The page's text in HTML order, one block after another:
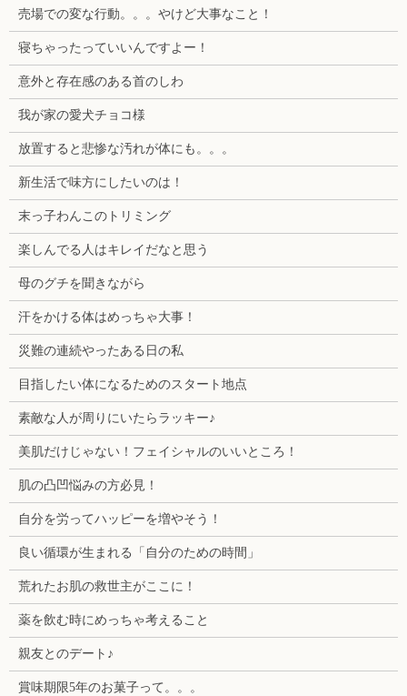
売場での変な行動。。。やけど大事なこと！
寝ちゃったっていいんですよー！
意外と存在感のある首のしわ
我が家の愛犬チョコ様
放置すると悲惨な汚れが体にも。。。
新生活で味方にしたいのは！
末っ子わんこのトリミング
楽しんでる人はキレイだなと思う
母のグチを聞きながら
汗をかける体はめっちゃ大事！
災難の連続やったある日の私
目指したい体になるためのスタート地点
素敵な人が周りにいたらラッキー♪
美肌だけじゃない！フェイシャルのいいところ！
肌の凸凹悩みの方必見！
自分を労ってハッピーを増やそう！
良い循環が生まれる「自分のための時間」
荒れたお肌の救世主がここに！
薬を飲む時にめっちゃ考えること
親友とのデート♪
賞味期限5年のお菓子って。。。